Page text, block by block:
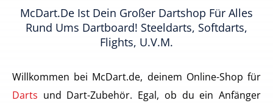
McDart.de Ist Dein Großer Dartshop Für Alles
Rund Ums Dartboard! Steeldarts, Softdarts,
Flights, U.v.m.
Willkommen bei McDart.de, deinem Online-Shop für
Darts und Dart-Zubehör. Egal, ob du ein Anfänger